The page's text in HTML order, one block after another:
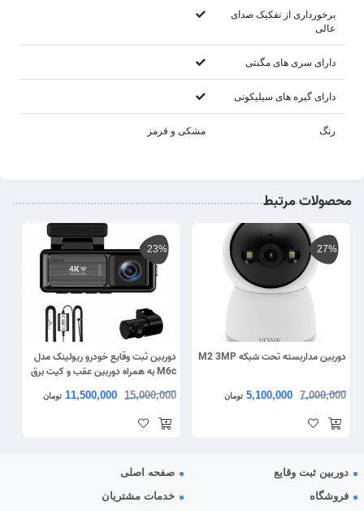
برخورداری از تفکیک صدای
عالی
دارای سری های مگنتی
دارای گیره های سیلیکونی
رنگ مشکی و قرمز
محصولات مرتبط
27%
دوربین مداربسته تحت شبکه M2 3MP
7,000,000
5,100,000 تومان
23%
دوربین ثبت وقایع خودرو ریولینک مدل
M6c به همراه دوربین عقب و کیت برق
15,000,000
11,500,000 تومان
دوربین ثبت وقایع
صفحه اصلی
فروشگاه
خدمات مشتریان